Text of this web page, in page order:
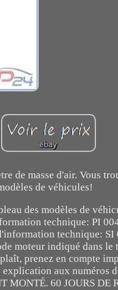
de masse d'air. Vous
de véhicules!
des modèles de
technique: PI
technique:
moteur indiqué dans le
prenez en compte
aux numéros
MONTÉ. 60 JOURS DE